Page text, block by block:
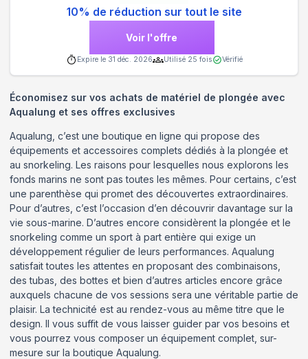
10% de réduction sur tout le site
Voir l'offre
Expire le 31 déc. 2026 Utilisé 25 fois Vérifié
Économisez sur vos achats de matériel de plongée avec
Aqualung et ses offres exclusives
Aqualung, c’est une boutique en ligne qui propose des
équipements et accessoires complets dédiés à la plongée et
au snorkeling. Les raisons pour lesquelles nous explorons les
fonds marins ne sont pas toutes les mêmes. Pour certains, c’est
une parenthèse qui promet des découvertes extraordinaires.
Pour d’autres, c’est l’occasion d’en découvrir davantage sur la
vie sous-marine. D’autres encore considèrent la plongée et le
snorkeling comme un sport à part entière qui exige un
développement régulier de leurs performances. Aqualung
satisfait toutes les attentes en proposant des combinaisons,
des tubas, des bottes et bien d’autres articles encore grâce
auxquels chacune de vos sessions sera une véritable partie de
plaisir. La technicité est au rendez-vous au même titre que le
design. Il vous suffit de vous laisser guider par vos besoins et
vous pourrez vous composer un équipement complet, sur-
mesure sur la boutique Aqualung.